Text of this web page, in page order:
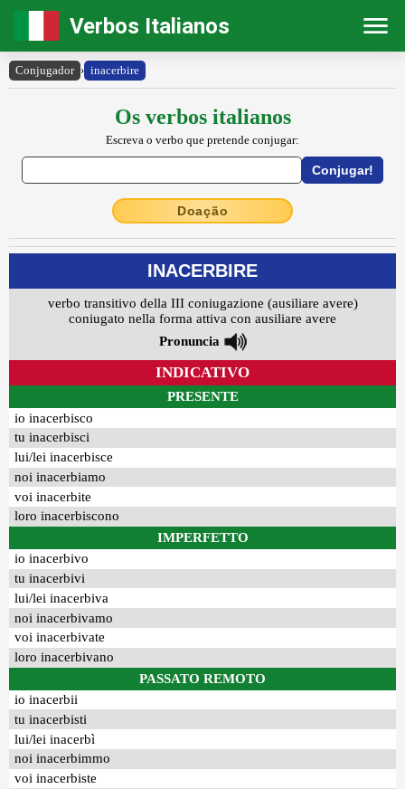
Verbos Italianos
Conjugador › inacerbire
Os verbos italianos
Escreva o verbo que pretende conjugar:
Doação
INACERBIRE
verbo transitivo della III coniugazione (ausiliare avere)
coniugato nella forma attiva con ausiliare avere
Pronuncia
INDICATIVO
PRESENTE
io inacerbisco
tu inacerbisci
lui/lei inacerbisce
noi inacerbiamo
voi inacerbite
loro inacerbiscono
IMPERFETTO
io inacerbivo
tu inacerbivi
lui/lei inacerbiva
noi inacerbivamo
voi inacerbivate
loro inacerbivano
PASSATO REMOTO
io inacerbii
tu inacerbisti
lui/lei inacerbì
noi inacerbimmo
voi inacerbiste